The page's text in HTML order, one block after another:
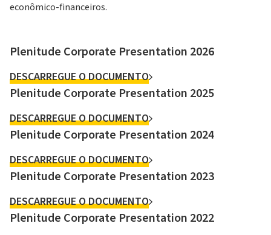
econômico-financeiros.
Plenitude Corporate Presentation 2026
DESCARREGUE O DOCUMENTO
Plenitude Corporate Presentation 2025
DESCARREGUE O DOCUMENTO
Plenitude Corporate Presentation 2024
DESCARREGUE O DOCUMENTO
Plenitude Corporate Presentation 2023
DESCARREGUE O DOCUMENTO
Plenitude Corporate Presentation 2022